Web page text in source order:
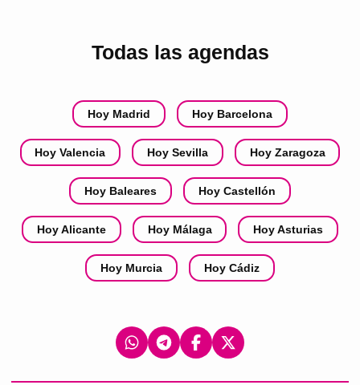
Todas las agendas
Hoy Madrid Hoy Barcelona
Hoy Valencia Hoy Sevilla Hoy Zaragoza
Hoy Baleares Hoy Castellón
Hoy Alicante Hoy Málaga Hoy Asturias
Hoy Murcia Hoy Cádiz